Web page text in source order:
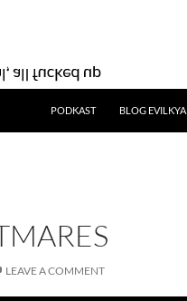
PODKAST
BLOG EVILKYA
LEAVE A COMMENT